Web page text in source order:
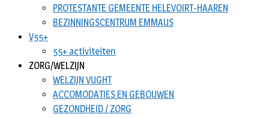
PROTESTANTE GEMEENTE HELEVOIRT-HAAREN
BEZINNINGSCENTRUM EMMAUS
V55+
55+ activiteiten
ZORG/WELZIJN
WELZIJN VUGHT
ACCOMODATIES EN GEBOUWEN
GEZONDHEID / ZORG